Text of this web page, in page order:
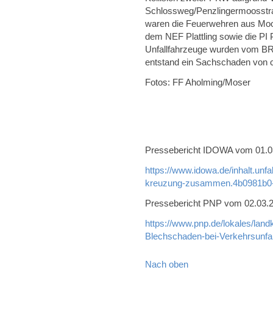
Schlossweg/
waren die Feuerwehren aus
dem NEF Plattling sowie die PI
Unfallfahrzeuge wurden vom
entstand ein Sachschaden von
Fotos: FF Aholming/Moser
Pressebericht IDOWA vom
https://www.idowa.de/
kreuzung-
Pressebericht PNP vom
https://www.pnp.de/lokales/
Blechschaden-bei-
Nach oben